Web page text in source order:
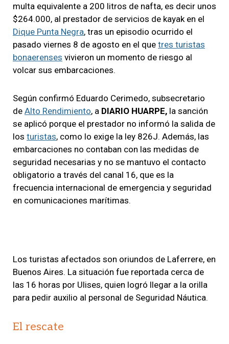
multa equivalente a 200 litros de nafta, es decir unos
$264.000, al prestador de servicios de kayak en el
Dique Punta Negra, tras un episodio ocurrido el
pasado viernes 8 de agosto en el que tres turistas
bonaerenses vivieron un momento de riesgo al
volcar sus embarcaciones.
Según confirmó Eduardo Cerimedo, subsecretario
de Alto Rendimiento, a DIARIO HUARPE, la sanción
se aplicó porque el prestador no informó la salida de
los turistas, como lo exige la ley 826J. Además, las
embarcaciones no contaban con las medidas de
seguridad necesarias y no se mantuvo el contacto
obligatorio a través del canal 16, que es la
frecuencia internacional de emergencia y seguridad
en comunicaciones marítimas.
Los turistas afectados son oriundos de Laferrere, en
Buenos Aires. La situación fue reportada cerca de
las 16 horas por Ulises, quien logró llegar a la orilla
para pedir auxilio al personal de Seguridad Náutica.
El rescate